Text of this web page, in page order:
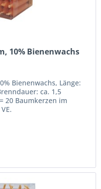
10% Bienenwachs
Bienenwachs, Länge:
ca. 1,5
20 Baumkerzen im